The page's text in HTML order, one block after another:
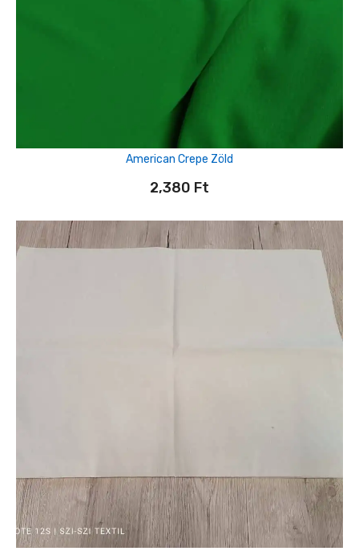
American Crepe Zöld
2,380 Ft